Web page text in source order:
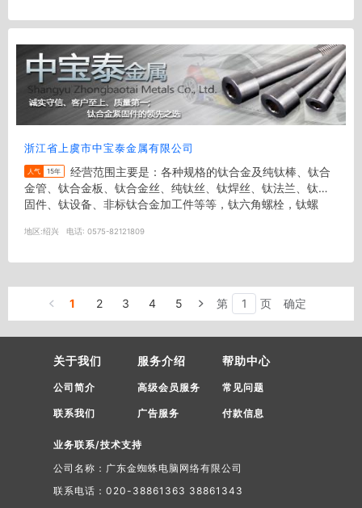
浙江省上虞市中宝泰金属有限公司
人气 15年
金管、钛合金板、钛合金丝、纯钛丝、钛焊丝、钛法兰、钛紧
固件、钛设备、非标钛合金加工件等等，钛六角螺栓，钛螺
地区:绍兴 电话: 0575-82121809
1 2 3 4 5 第 页 确定
关于我们
公司简介
联系我们
服务介绍
高级会员服务
广告服务
帮助中心
常见问题
付款信息
业务联系/技术支持
公司名称：广东金蜘蛛电脑网络有限公司
联系电话：020-38861363 38861343